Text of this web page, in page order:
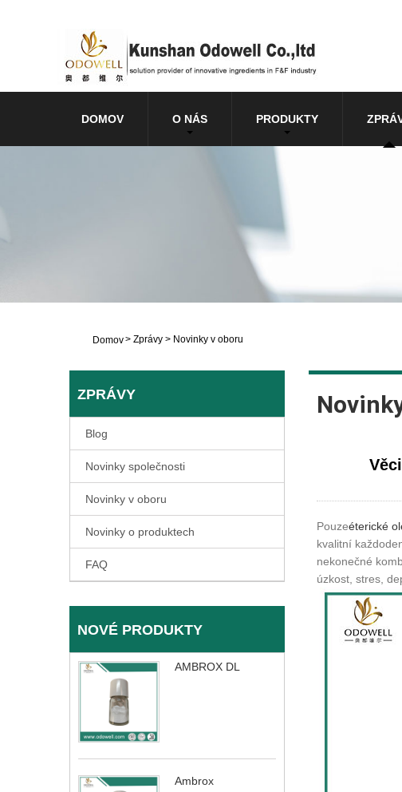
DOMOV O NÁS PRODUKTY
Domov> Zprávy > Novinky v oboru
ZPRÁVY
Blog
Novinky společnosti
Novinky v oboru
Novinky o produktech
FAQ
NOVÉ PRODUKTY
AMBROX DL
Ambrox
Pouzeéterické
kvalitní
nekonečné
úzkost, stres,